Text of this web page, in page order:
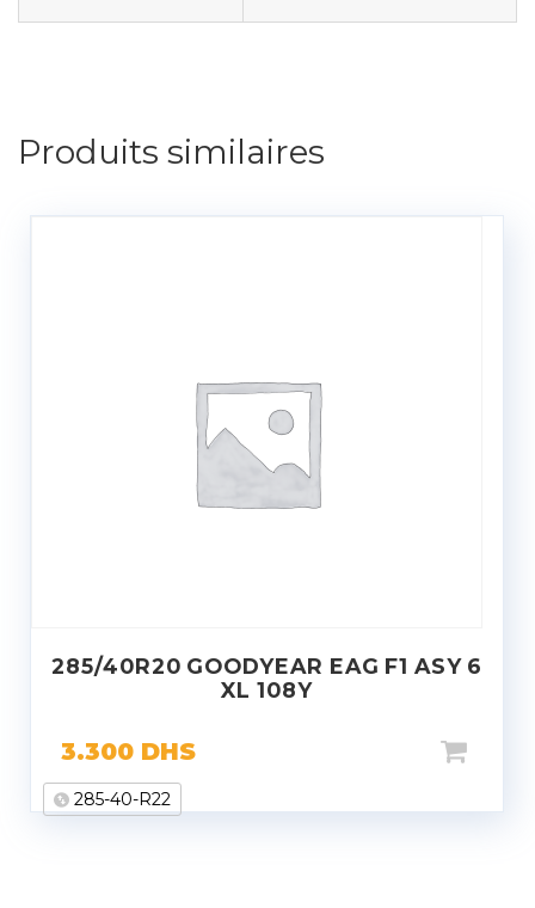
Produits similaires
285/40R20 GOODYEAR EAG F1 ASY 6
XL 108Y
3.300 DHS
285-40-R22